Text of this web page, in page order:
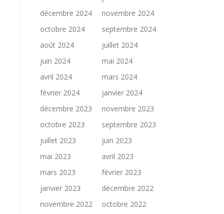
décembre 2024
novembre 2024
octobre 2024
septembre 2024
août 2024
juillet 2024
juin 2024
mai 2024
avril 2024
mars 2024
février 2024
janvier 2024
décembre 2023
novembre 2023
octobre 2023
septembre 2023
juillet 2023
juin 2023
mai 2023
avril 2023
mars 2023
février 2023
janvier 2023
décembre 2022
novembre 2022
octobre 2022